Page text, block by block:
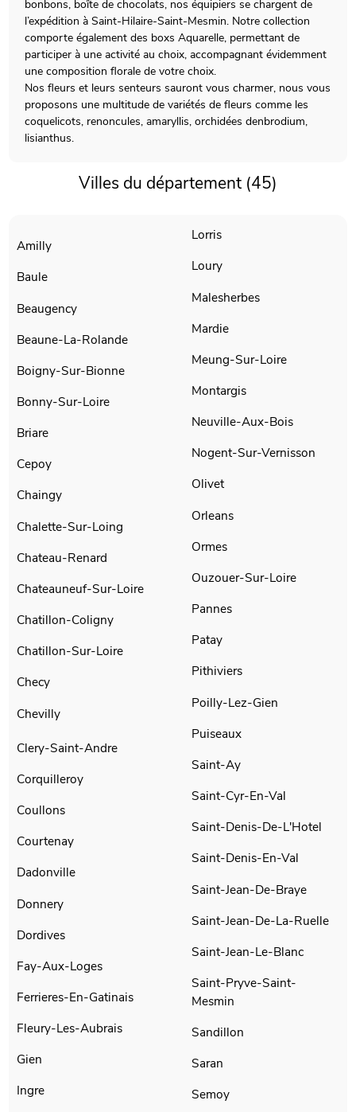
bonbons, boîte de chocolats, nos équipiers se chargent de
l’expédition à Saint-Hilaire-Saint-Mesmin. Notre collection
comporte également des boxs Aquarelle, permettant de
participer à une activité au choix, accompagnant évidemment
une composition florale de votre choix.
Nos fleurs et leurs senteurs sauront vous charmer, nous vous
proposons une multitude de variétés de fleurs comme les
coquelicots, renoncules, amaryllis, orchidées denbrodium,
lisianthus.
Villes du département (45)
Amilly
Baule
Beaugency
Beaune-La-Rolande
Boigny-Sur-Bionne
Bonny-Sur-Loire
Briare
Cepoy
Chaingy
Chalette-Sur-Loing
Chateau-Renard
Chateauneuf-Sur-Loire
Chatillon-Coligny
Chatillon-Sur-Loire
Checy
Chevilly
Clery-Saint-Andre
Corquilleroy
Coullons
Courtenay
Dadonville
Donnery
Dordives
Fay-Aux-Loges
Ferrieres-En-Gatinais
Fleury-Les-Aubrais
Gien
Ingre
Lorris
Loury
Malesherbes
Mardie
Meung-Sur-Loire
Montargis
Neuville-Aux-Bois
Nogent-Sur-Vernisson
Olivet
Orleans
Ormes
Ouzouer-Sur-Loire
Pannes
Patay
Pithiviers
Poilly-Lez-Gien
Puiseaux
Saint-Ay
Saint-Cyr-En-Val
Saint-Denis-De-L'Hotel
Saint-Denis-En-Val
Saint-Jean-De-Braye
Saint-Jean-De-La-Ruelle
Saint-Jean-Le-Blanc
Saint-Pryve-Saint-
Mesmin
Sandillon
Saran
Semoy